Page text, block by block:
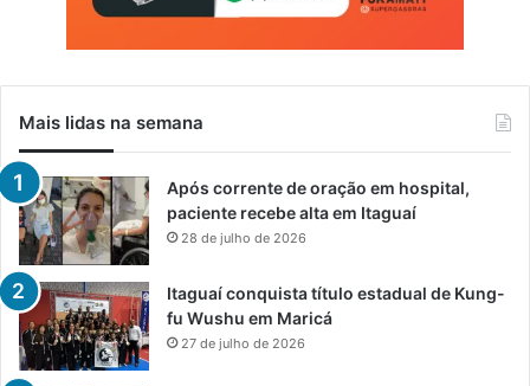
Mais lidas na semana
Após corrente de oração em hospital,
paciente recebe alta em Itaguaí
28 de julho de 2026
Itaguaí conquista título estadual de Kung-
fu Wushu em Maricá
27 de julho de 2026